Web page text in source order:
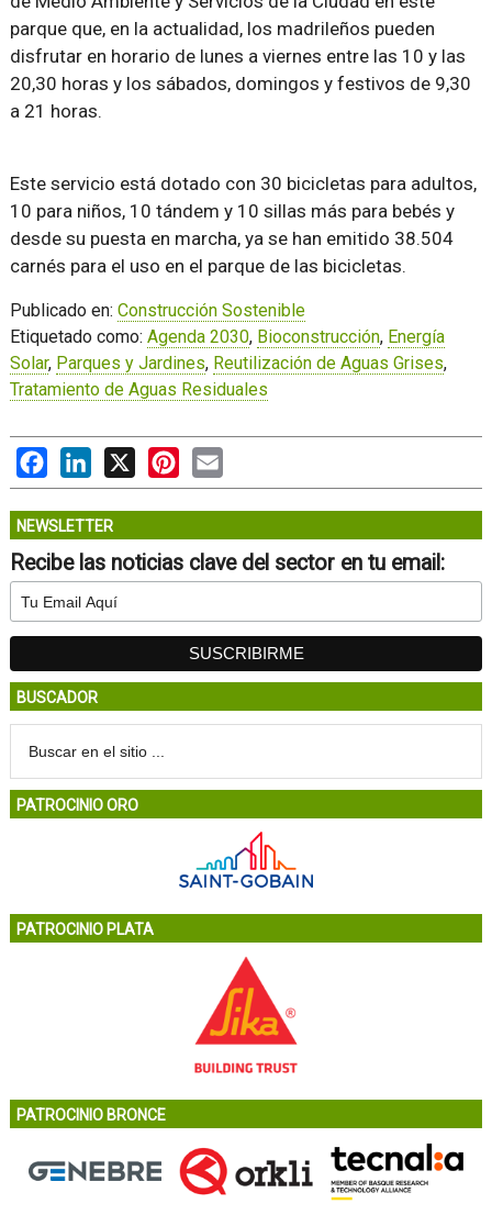
parque que, en la actualidad, los madrileños pueden
disfrutar en horario de lunes a viernes entre las 10 y las
20,30 horas y los sábados, domingos y festivos de 9,30
a 21 horas.
Este servicio está dotado con 30 bicicletas para adultos,
10 para niños, 10 tándem y 10 sillas más para bebés y
desde su puesta en marcha, ya se han emitido 38.504
carnés para el uso en el parque de las bicicletas.
Publicado en: Construcción Sostenible
Etiquetado como: Agenda 2030, Bioconstrucción, Energía
Solar, Parques y Jardines, Reutilización de Aguas Grises,
Tratamiento de Aguas Residuales
FacebookLinkedIn
X PinterestEmail
NEWSLETTER
Recibe las noticias clave del sector en tu email:
BUSCADOR
PATROCINIO ORO
PATROCINIO PLATA
PATROCINIO BRONCE